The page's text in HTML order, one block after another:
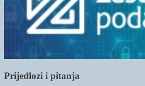
Prijedlozi i pitanja